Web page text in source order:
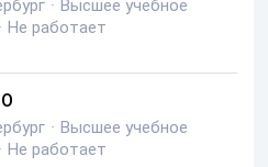
· Высшее учебное
· Не работает
· Высшее учебное
· Не работает